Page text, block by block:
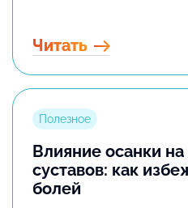
Читать
Полезное
Влияние осанки
суставов: как
болей